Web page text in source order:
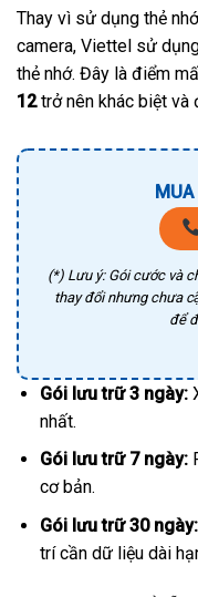
Thay vì sử dụng thẻ
camera, Viettel sử
thẻ nhớ. Đây là điểm
12trở nên khác biệt và
MUA
(*) Lưu ý: Gói cước và
thay đổi nhưng chưa
để
Gói lưu trữ 3 ngày:
nhất.
Gói lưu trữ 7 ngày:
cơ bản.
Gói lưu trữ 30 ngày:
trí cần dữ liệu dài